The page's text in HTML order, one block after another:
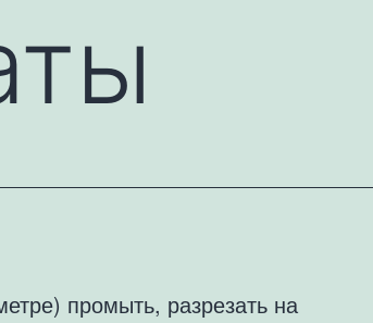
промыть, разрезать на